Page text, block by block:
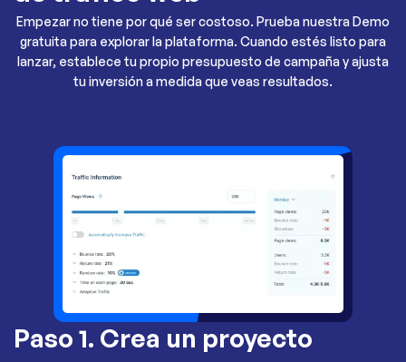
Empezar no tiene por qué ser costoso. Prueba nuestra Demo
gratuita para explorar la plataforma. Cuando estés listo para
lanzar, establece tu propio presupuesto de campaña y ajusta
tu inversión a medida que veas resultados.
Paso 1. Crea un proyecto